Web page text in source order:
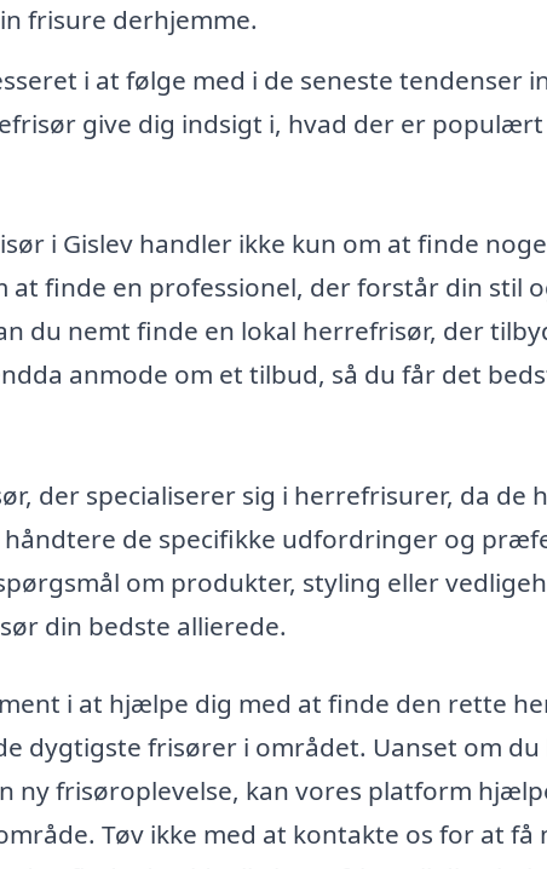
frisure derhjemme.
i at følge med i de seneste tendenser
give dig indsigt i, hvad der er populært
i Gislev handler ikke kun om at finde
finde en professionel, der forstår din stil
du nemt finde en lokal herrefrisør, der
anmode om et tilbud, så du får det
der specialiserer sig i herrefrisurer, da de
de specifikke udfordringer og
om produkter, styling eller
din bedste allierede.
i at hjælpe dig med at finde den rette
dygtigste frisører i området. Uanset om
ny frisøroplevelse, kan vores platform
Tøv ikke med at kontakte os for at få